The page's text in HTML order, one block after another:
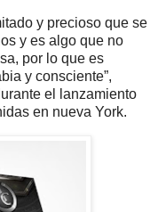
y precioso que se
y es algo que no
por lo que es
y consciente”,
el lanzamiento
en nueva York.